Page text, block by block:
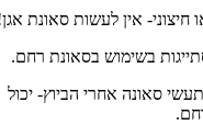
חיצוני- אין לעשות סאונת אגן!
בשימוש בסאונת רחם.
סאונה אחרי הביוץ- יכול